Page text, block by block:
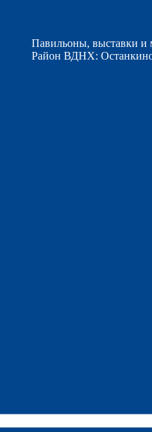
Павильоны, выставки и
Район ВДНХ: